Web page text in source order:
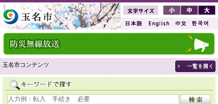
玉名市コンテンツ